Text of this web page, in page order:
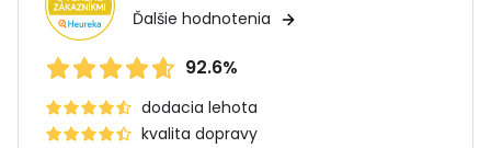
Ďalšie hodnotenia
92.6%
dodacia lehota
kvalita dopravy